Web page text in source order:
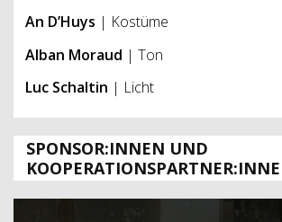
An D’Huys | Kostüme
Alban Moraud | Ton
Luc Schaltin | Licht
SPONSOR:INNEN UND